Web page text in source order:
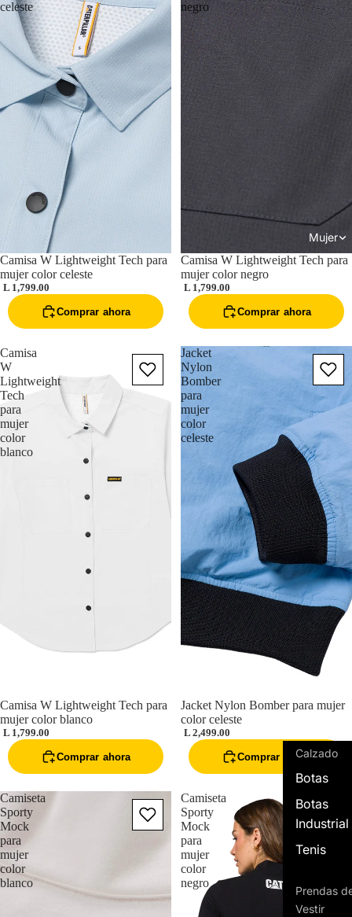
Mujer
Calzado
Botas
Botas
Industrial
Tenis
Prendas
Vestir
celeste
Camisa W Lightweight Tech para
mujer color celeste
L 1,799.00
Comprar ahora
negro
Camisa W Lightweight Tech para
mujer color negro
L 1,799.00
Comprar ahora
Camisa
W
Lightweight
Tech
para
mujer
color
blanco
Camisa W Lightweight Tech para
mujer color blanco
L 1,799.00
Comprar ahora
Jacket
Nylon
Bomber
para
mujer
color
celeste
Jacket Nylon Bomber para mujer
color celeste
L 2,499.00
Comprar ahora
Camiseta
Sporty
Mock
para
mujer
color
blanco
Camiseta
Sporty
Mock
para
mujer
color
negro